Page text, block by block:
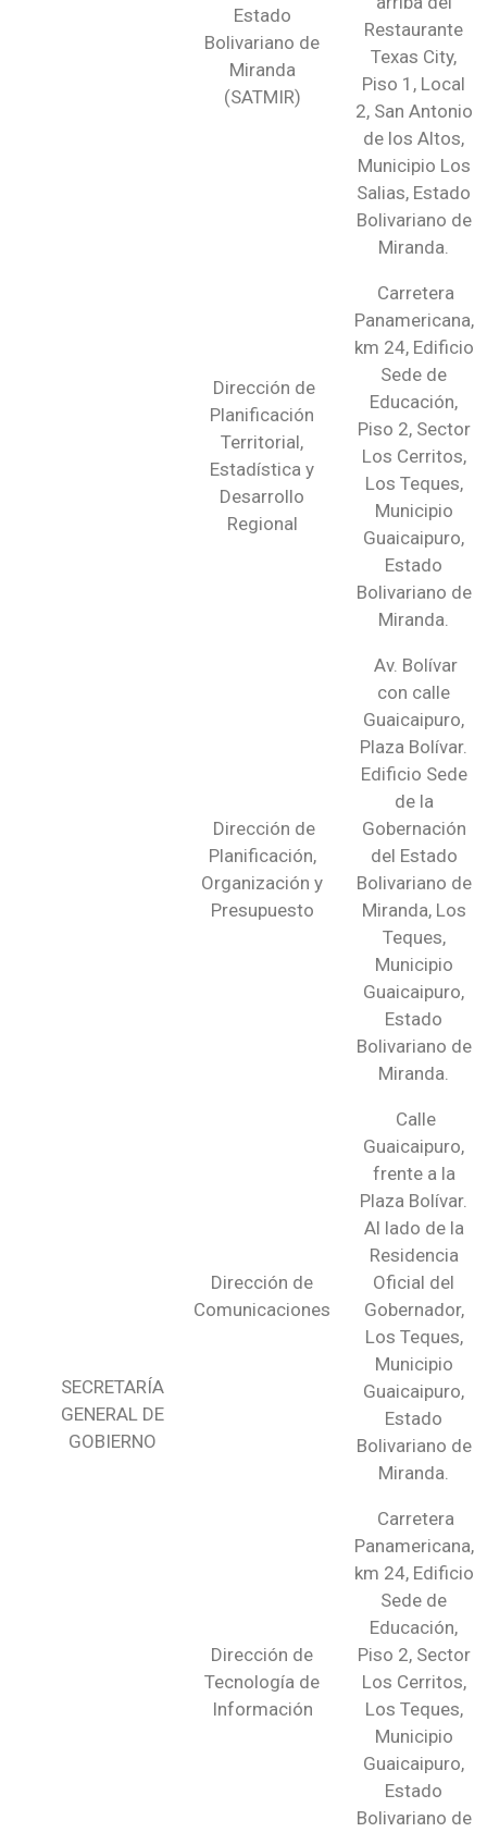
SECRETARÍA
GENERAL DE
GOBIERNO
Estado
Bolivariano de
Miranda
(SATMIR)
Restaurante
Texas City,
Piso 1, Local
2, San Antonio
de los Altos,
Municipio Los
Salias, Estado
Bolivariano de
Miranda.
Dirección de
Planificación
Territorial,
Estadística y
Desarrollo
Regional
Carretera
Panamericana,
km 24, Edificio
Sede de
Educación,
Piso 2, Sector
Los Cerritos,
Los Teques,
Municipio
Guaicaipuro,
Estado
Bolivariano de
Miranda.
Dirección de
Planificación,
Organización y
Presupuesto
Av. Bolívar
con calle
Guaicaipuro,
Plaza Bolívar.
Edificio Sede
de la
Gobernación
del Estado
Bolivariano de
Miranda, Los
Teques,
Municipio
Guaicaipuro,
Estado
Bolivariano de
Miranda.
Dirección de
Comunicaciones
Calle
Guaicaipuro,
frente a la
Plaza Bolívar.
Al lado de la
Residencia
Oficial del
Gobernador,
Los Teques,
Municipio
Guaicaipuro,
Estado
Bolivariano de
Miranda.
Dirección de
Tecnología de
Información
Carretera
Panamericana,
km 24, Edificio
Sede de
Educación,
Piso 2, Sector
Los Cerritos,
Los Teques,
Municipio
Guaicaipuro,
Estado
Bolivariano de